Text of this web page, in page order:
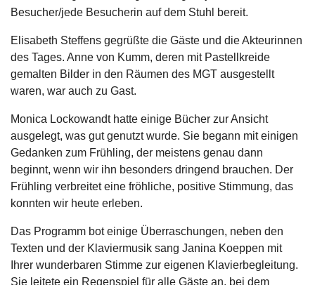
Besucher/jede Besucherin auf dem Stuhl bereit.
Elisabeth Steffens gegrüßte die Gäste und die Akteurinnen
des Tages. Anne von Kumm, deren mit Pastellkreide
gemalten Bilder in den Räumen des MGT ausgestellt
waren, war auch zu Gast.
Monica Lockowandt hatte einige Bücher zur Ansicht
ausgelegt, was gut genutzt wurde. Sie begann mit einigen
Gedanken zum Frühling, der meistens genau dann
beginnt, wenn wir ihn besonders dringend brauchen. Der
Frühling verbreitet eine fröhliche, positive Stimmung, das
konnten wir heute erleben.
Das Programm bot einige Überraschungen, neben den
Texten und der Klaviermusik sang Janina Koeppen mit
Ihrer wunderbaren Stimme zur eigenen Klavierbegleitung.
Sie leitete ein Regenspiel für alle Gäste an, bei dem